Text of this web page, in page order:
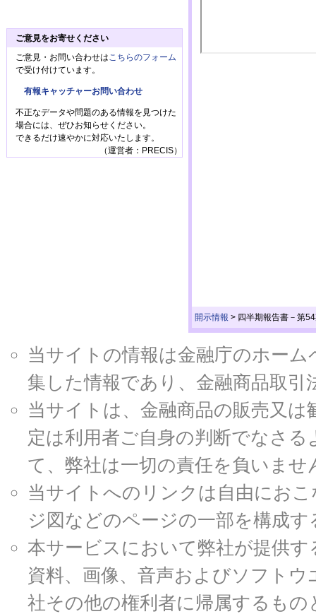
開示情報 > 四半期報告書－第
ご意見をお寄せください
ご意見・お問い合わせは こちらのフォーム
で受け付けています。
有報キャッチャーお問い合わせ
不正なデータや問題のある情報を見つけた
場合には、ぜひお知らせください。
できるだけ速やかに対応いたします。
（運営者：PRECIS）
当サイトの情報は金融庁のホー
集した情報であり、金融商品取
当サイトは、金融商品の販売又
定は利用者ご自身の判断でなさ
て、弊社は一切の責任を負いませ
当サイトへのリンクは自由にお
ジ図などのページの一部を構成
本サービスにおいて弊社が提供
資料、画像、音声およびソフト
社その他の権利者に帰属するも